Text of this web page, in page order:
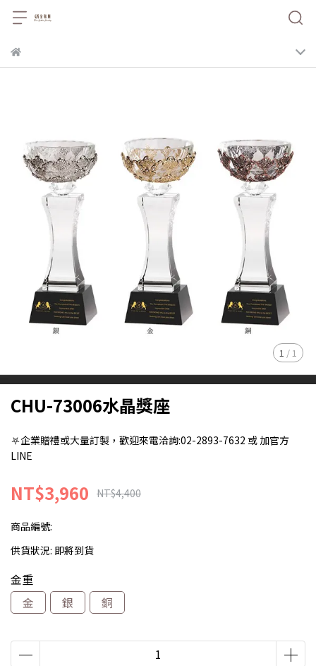
1 / 1
CHU-73006水晶獎座
⛧企業贈禮或大量訂製，歡迎來電洽詢:02-2893-7632 或 加官方
LINE
NT$3,960 NT$4,400
商品編號:
供貨狀況: 即將到貨
金重
金
銀 銅